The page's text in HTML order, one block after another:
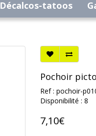
Décalcos-tatoos
Pochoir
Ref : pochoir-
Disponibilité : 8
7,10€